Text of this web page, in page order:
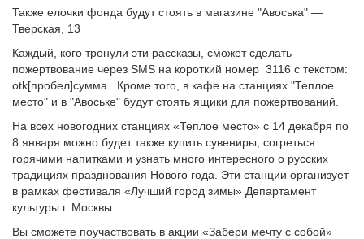
Также елочки фонда будут стоять в магазине "Авоська" —
Тверская, 13
Каждый, кого тронули эти рассказы, сможет сделать
пожертвование через SMS на короткий номер 3116 с текстом:
otk[пробел]сумма. Кроме того, в кафе на станциях "Теплое
место" и в "Авоське" будут стоять ящики для пожертвований.
На всех новогодних станциях «Теплое место» с 14 декабря по
8 января можно будет также купить сувениры, согреться
горячими напитками и узнать много интересного о русских
традициях празднования Нового года. Эти станции организует
в рамках фестиваля «Лучший город зимы» Департамент
культуры г. Москвы
Вы сможете поучаствовать в акции «Забери мечту с собой»